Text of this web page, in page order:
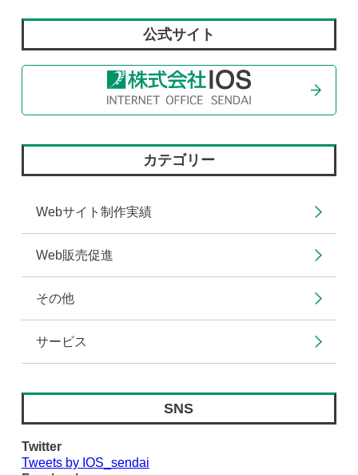
公式サイト
カテゴリー
Webサイト制作実績
Web販売促進
その他
サービス
SNS
Twitter
Tweets by IOS_sendai